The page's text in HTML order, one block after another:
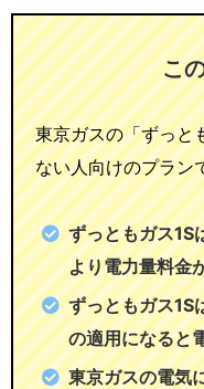
こ
東京ガスの「ずっと
ない人向けのプラン
ずっともガス1S
より電力量料金
ずっともガス1S
の適用になると
東京ガスの電気